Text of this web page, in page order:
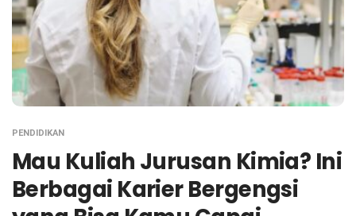
PENDIDIKAN
Mau Kuliah Jurusan Kimia? Ini
Berbagai Karier Bergengsi